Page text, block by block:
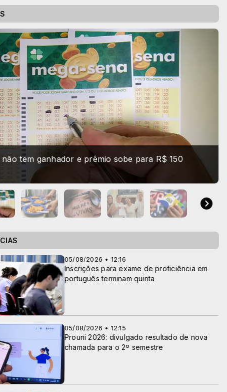
o Prêmio Brasil que Alimenta vão até 7 de
05/08/2026 • 12:16
Inscrições para exame de proficiência em
português terminam quinta
05/08/2026 • 12:15
Prouni 2026: divulgado resultado de nova
chamada para o 2º semestre